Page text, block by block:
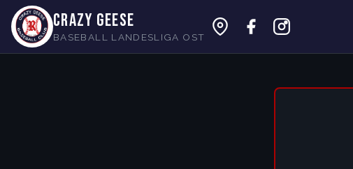
CRAZY GEESE
BASEBALL LANDESLIGA OST